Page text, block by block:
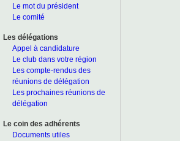
Le mot du président
Le comité
Les délégations
Appel à candidature
Le club dans votre région
Les compte-rendus des
réunions de délégation
Les prochaines réunions de
délégation
Le coin des adhérents
Documents utiles